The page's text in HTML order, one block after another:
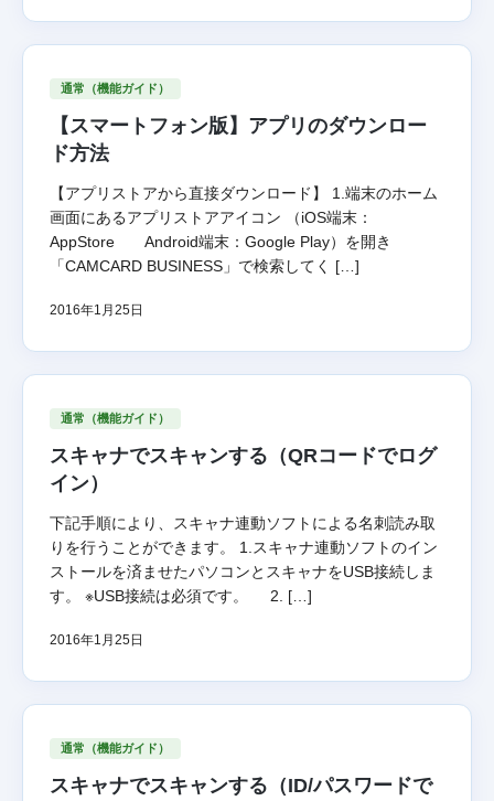
通常（機能ガイド）
【スマートフォン版】アプリのダウンロー
ド方法
【アプリストアから直接ダウンロード】 1.端末のホーム
画面にあるアプリストアアイコン （iOS端末：
AppStore Android端末：Google Play）を開き
「CAMCARD BUSINESS」で検索してく […]
2016年1月25日
通常（機能ガイド）
スキャナでスキャンする（QRコードでログ
イン）
下記手順により、スキャナ連動ソフトによる名刺読み取
りを行うことができます。 1.スキャナ連動ソフトのイン
ストールを済ませたパソコンとスキャナをUSB接続しま
す。 ※USB接続は必須です。 2. […]
2016年1月25日
通常（機能ガイド）
スキャナでスキャンする（ID/パスワードで